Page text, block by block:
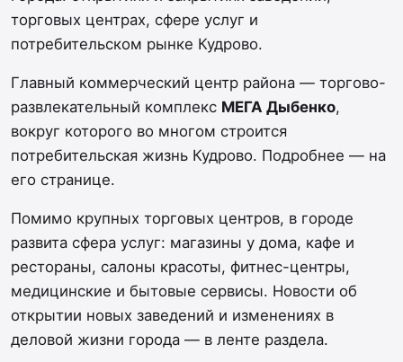
торговых центрах, сфере услуг и
потребительском рынке Кудрово.
Главный коммерческий центр района — торгово-
развлекательный комплекс МЕГА Дыбенко,
вокруг которого во многом строится
потребительская жизнь Кудрово. Подробнее — на
его странице.
Помимо крупных торговых центров, в городе
развита сфера услуг: магазины у дома, кафе и
рестораны, салоны красоты, фитнес-центры,
медицинские и бытовые сервисы. Новости об
открытии новых заведений и изменениях в
деловой жизни города — в ленте раздела.